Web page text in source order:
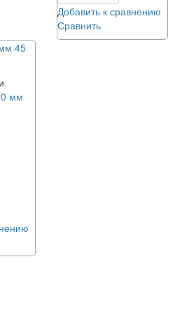
Добавить к сравнению
Сравнить
45